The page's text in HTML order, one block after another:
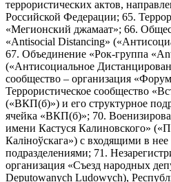
террористических актов,
Российской Федерации; 65.
«Мегионский джамаат»; 66.
«Antisocial Distancing»
67. Объединение «Рок-группа
(«Антисоциальное
сообщество – организация
Террористическое сообщество
(«ВКП(б)») и его структурное
ячейка «ВКП(б)»; 70.
имени Кастуся Калиновского»
Калiноўскага») с входящими в
подразделениями; 71.
организация «Съезд народных
Deputowanych Ludowych),